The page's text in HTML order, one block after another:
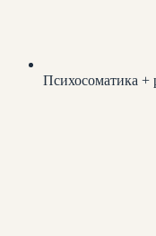
Психосоматика +